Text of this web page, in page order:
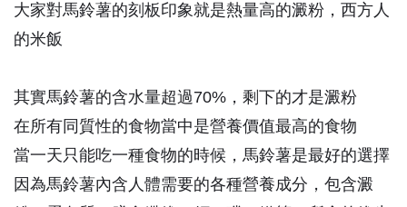
大家對馬鈴薯的刻板印象就是熱量高的澱粉，西方人
的米飯
其實馬鈴薯的含水量超過70%，剩下的才是澱粉
在所有同質性的食物當中是營養價值最高的食物
當一天只能吃一種食物的時候，馬鈴薯是最好的選擇
因為馬鈴薯內含人體需要的各種營養成分，包含澱